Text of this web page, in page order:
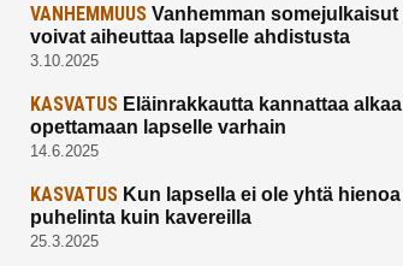
VANHEMMUUS Vanhemman somejulkaisut
voivat aiheuttaa lapselle ahdistusta
3.10.2025
KASVATUS Eläinrakkautta kannattaa alkaa
opettamaan lapselle varhain
14.6.2025
KASVATUS Kun lapsella ei ole yhtä hienoa
puhelinta kuin kavereilla
25.3.2025